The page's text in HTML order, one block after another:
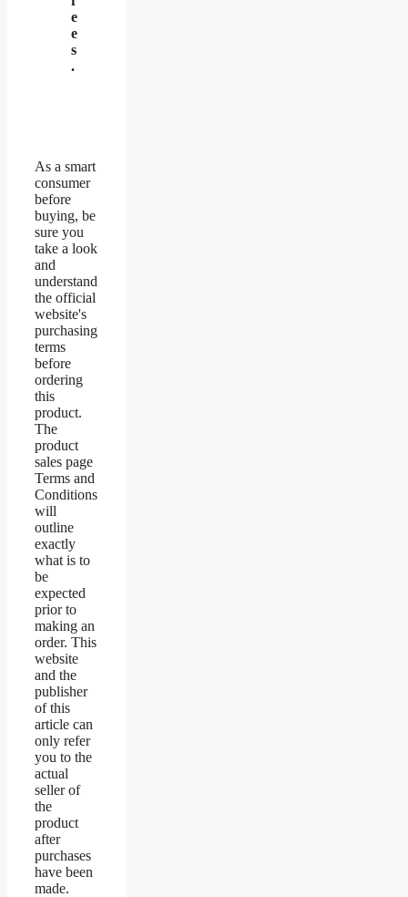
e
e
s
.
As a smart
consumer
before
buying, be
sure you
take a look
and
understand
the official
website's
purchasing
terms
before
ordering
this
product.
The
product
sales page
Terms and
Conditions
will
outline
exactly
what is to
be
expected
prior to
making an
order. This
website
and the
publisher
of this
article can
only refer
you to the
actual
seller of
the
product
after
purchases
have been
made.